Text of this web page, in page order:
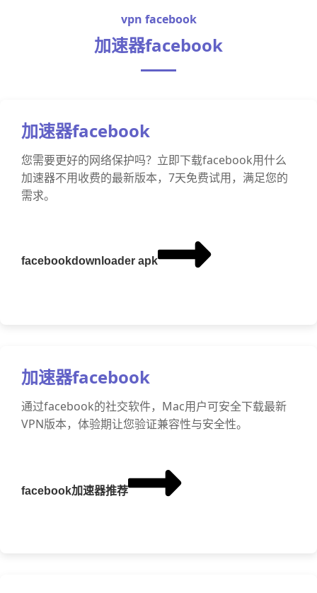
vpn facebook
加速器facebook
加速器facebook
您需要更好的网络保护吗？立即下载facebook用什么
加速器不用收费的最新版本，7天免费试用，满足您的
需求。
facebookdownloader apk
加速器facebook
通过facebook的社交软件，Mac用户可安全下载最新
VPN版本，体验期让您验证兼容性与安全性。
facebook加速器推荐